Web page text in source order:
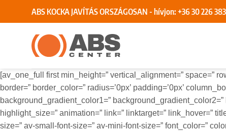
ABS KOCKA JAVÍTÁS ORSZÁGOSAN - hívjon:+36 30 226
[av_one_full first min_height=” vertical_alignment=” space=”
border=” border_color=” radius=’0px’ padding=’0px’
background_gradient_color1=”
highlight_size=” animation=” link=” linktarget=” link_hover=”
size=” av-small-font-size=” av-mini-font-size=” font_color=”